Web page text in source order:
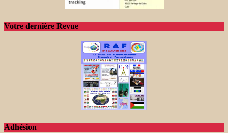
Votre dernière Revue
Adhésion